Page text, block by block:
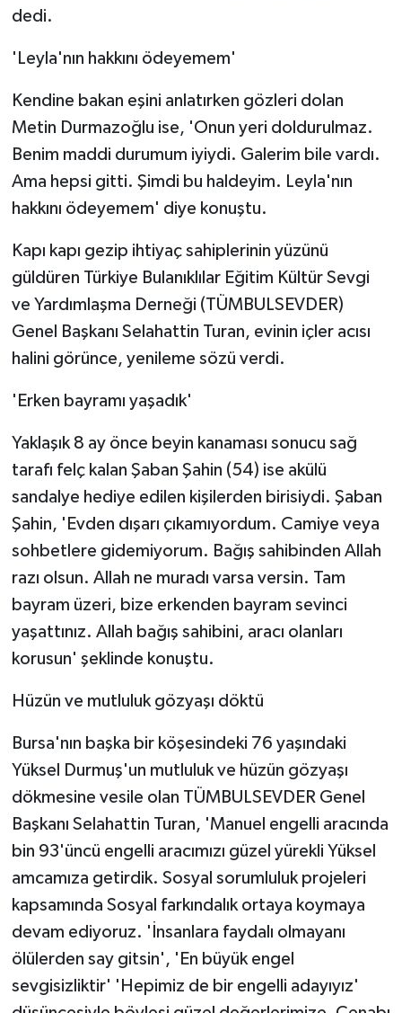
dedi.
'Leyla'nın hakkını ödeyemem'
Kendine bakan eşini anlatırken gözleri dolan
Metin Durmazoğlu ise, 'Onun yeri doldurulmaz.
Benim maddi durumum iyiydi. Galerim bile vardı.
Ama hepsi gitti. Şimdi bu haldeyim. Leyla'nın
hakkını ödeyemem' diye konuştu.
Kapı kapı gezip ihtiyaç sahiplerinin yüzünü
güldüren Türkiye Bulanıklılar Eğitim Kültür Sevgi
ve Yardımlaşma Derneği (TÜMBULSEVDER)
Genel Başkanı Selahattin Turan, evinin içler acısı
halini görünce, yenileme sözü verdi.
'Erken bayramı yaşadık'
Yaklaşık 8 ay önce beyin kanaması sonucu sağ
tarafı felç kalan Şaban Şahin (54) ise akülü
sandalye hediye edilen kişilerden birisiydi. Şaban
Şahin, 'Evden dışarı çıkamıyordum. Camiye veya
sohbetlere gidemiyorum. Bağış sahibinden Allah
razı olsun. Allah ne muradı varsa versin. Tam
bayram üzeri, bize erkenden bayram sevinci
yaşattınız. Allah bağış sahibini, aracı olanları
korusun' şeklinde konuştu.
Hüzün ve mutluluk gözyaşı döktü
Bursa'nın başka bir köşesindeki 76 yaşındaki
Yüksel Durmuş'un mutluluk ve hüzün gözyaşı
dökmesine vesile olan TÜMBULSEVDER Genel
Başkanı Selahattin Turan, 'Manuel engelli aracında
bin 93'üncü engelli aracımızı güzel yürekli Yüksel
amcamıza getirdik. Sosyal sorumluluk projeleri
kapsamında Sosyal farkındalık ortaya koymaya
devam ediyoruz. 'İnsanlara faydalı olmayanı
ölülerden say gitsin', 'En büyük engel
sevgisizliktir' 'Hepimiz de bir engelli adayıyız'